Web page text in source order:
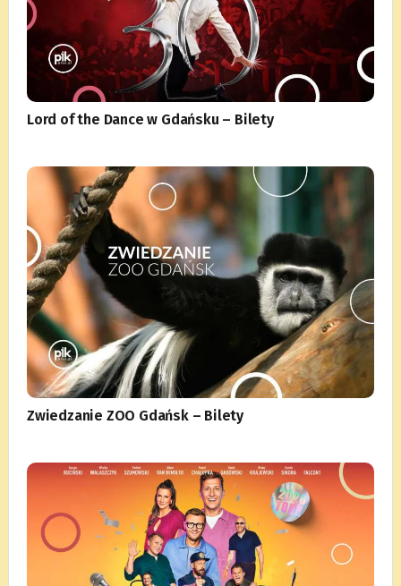
Lord of the Dance w Gdańsku – Bilety
Zwiedzanie ZOO Gdańsk – Bilety